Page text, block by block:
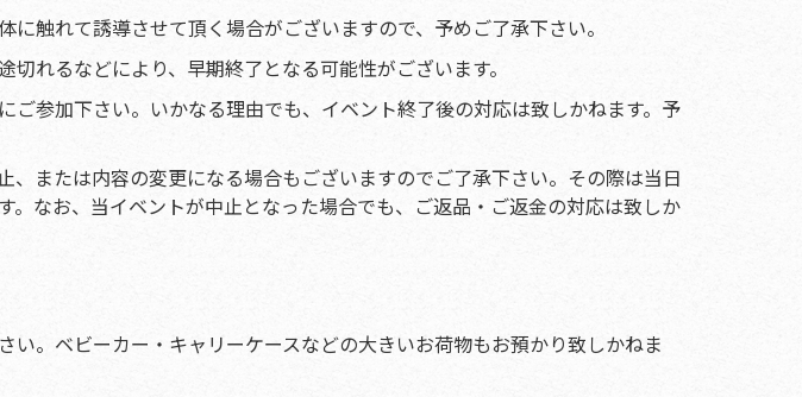
触れて誘導させて頂く場合がございますので、予めご了承下さい。
れるなどにより、早期終了となる可能性がございます。
ご参加下さい。いかなる理由でも、イベント終了後の対応は致しかねます。予
、または内容の変更になる場合もございますのでご了承下さい。その際は当日
。なお、当イベントが中止となった場合でも、ご返品・ご返金の対応は致しか
い。ベビーカー・キャリーケースなどの大きいお荷物もお預かり致しかねま